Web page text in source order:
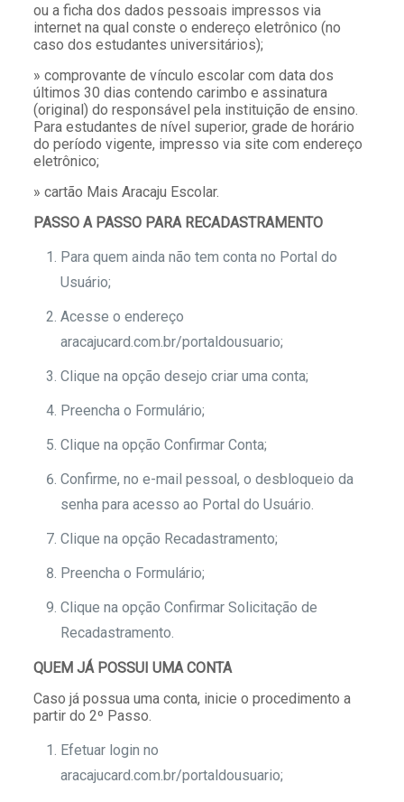
ou a ficha dos dados pessoais impressos via
internet na qual conste o endereço eletrônico (no
caso dos estudantes universitários);
» comprovante de vínculo escolar com data dos
últimos 30 dias contendo carimbo e assinatura
(original) do responsável pela instituição de ensino.
Para estudantes de nível superior, grade de horário
do período vigente, impresso via site com endereço
eletrônico;
» cartão Mais Aracaju Escolar.
PASSO A PASSO PARA RECADASTRAMENTO
Para quem ainda não tem conta no Portal do
Usuário;
Acesse o endereço
aracajucard.com.br/portaldousuario;
Clique na opção desejo criar uma conta;
Preencha o Formulário;
Clique na opção Confirmar Conta;
Confirme, no e-mail pessoal, o desbloqueio da
senha para acesso ao Portal do Usuário.
Clique na opção Recadastramento;
Preencha o Formulário;
Clique na opção Confirmar Solicitação de
Recadastramento.
QUEM JÁ POSSUI UMA CONTA
Caso já possua uma conta, inicie o procedimento a
partir do 2º Passo.
Efetuar login no
aracajucard.com.br/portaldousuario;